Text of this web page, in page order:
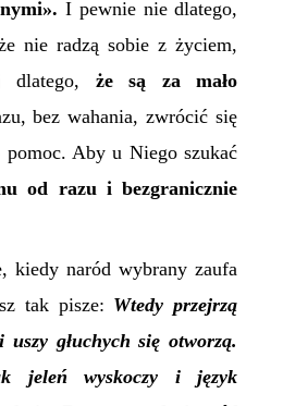
I pewnie nie dlatego,
nie radzą sobie z życiem,
dlatego, żesą za mało
bez wahania, zwrócić się
Aby u Niego szukać
od razu i bezgranicznie
kiedy naród wybrany zaufa
tak pisze: Wtedy przejrzą
głuchych się otworzą.
jeleń wyskoczy i język